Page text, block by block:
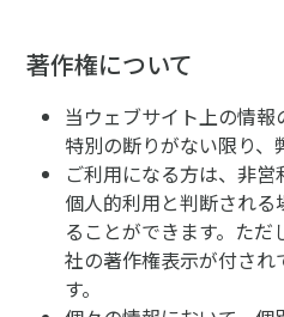
著作権について
当ウェブサイト上の情報
特別の断りがない限り、
ご利用になる方は、非
個人的利用と判断され
ることができます。た
社の著作権表示が付さ
す。